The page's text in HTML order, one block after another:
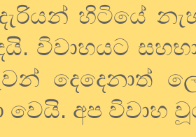
හිටියේ
විවාහයට
දෙදෙනාත්
අප විවාහ